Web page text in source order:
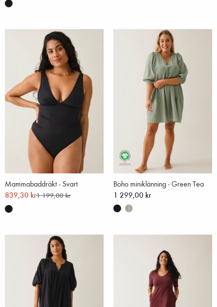
Mammabaddräkt - Svart
839,30 kr1 199,00 kr
Boho miniklänning - Green Tea
1 299,00 kr